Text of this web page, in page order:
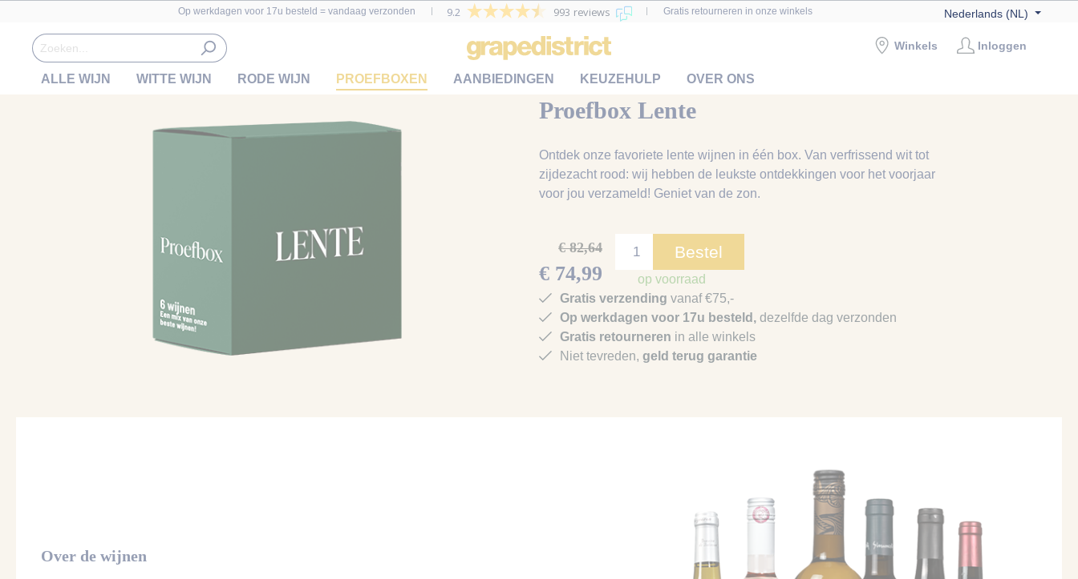
Nederlands (NL)
Op werkdagen voor 17u besteld = vandaag verzonden 9.2 993 reviews Gratis retourneren in onze winkels
ALLE WIJN WITTE WIJN RODE WIJN PROEFBOXEN AANBIEDINGEN KEUZEHULP OVER ONS
Winkels Inloggen
Proefbox Lente
Ontdek onze favoriete lente wijnen in één box. Van verfrissend wit tot
zijdezacht rood: wij hebben de leukste ontdekkingen voor het voorjaar
voor jou verzameld! Geniet van de zon.
€ 74,99
€ 82,64 Bestel
op voorraad
Gratis verzending vanaf €75,-
Op werkdagen voor 17u besteld, dezelfde dag verzonden
Gratis retourneren in alle winkels
Niet tevreden, geld terug garantie
Over de wijnen